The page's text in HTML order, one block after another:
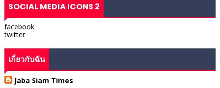
SOCIAL MEDIA ICONS 2
facebook
twitter
เกี่ยวกับฉัน
Jaba Siam Times